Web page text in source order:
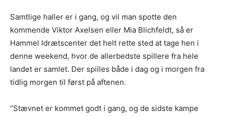
Samtlige haller er i gang, og vil man spotte den
kommende Viktor Axelsen eller Mia Blichfeldt, så er
Hammel Idrætscenter det helt rette sted at tage hen i
denne weekend, hvor de allerbedste spillere fra hele
landet er samlet. Der spilles både i dag og i morgen fra
tidlig morgen til først på aftenen.
“Stævnet er kommet godt i gang, og de sidste kampe